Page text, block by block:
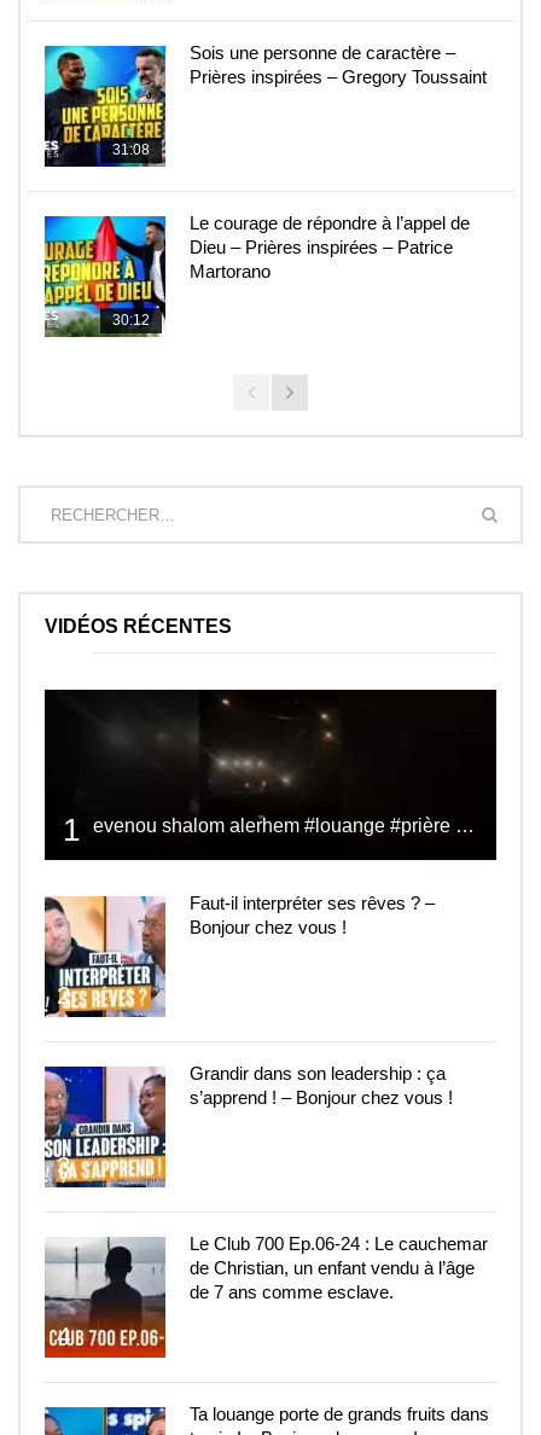
31:08
Sois une personne de caractère –
Prières inspirées – Gregory Toussaint
30:12
Le courage de répondre à l’appel de
Dieu – Prières inspirées – Patrice
Martorano
VIDÉOS RÉCENTES
1 evenou shalom alerhem #louange #prière #shalom
2
Faut-il interpréter ses rêves ? –
Bonjour chez vous !
3
Grandir dans son leadership : ça
s’apprend ! – Bonjour chez vous !
4
Le Club 700 Ep.06-24 : Le cauchemar
de Christian, un enfant vendu à l’âge
de 7 ans comme esclave.
Ta louange porte de grands fruits dans